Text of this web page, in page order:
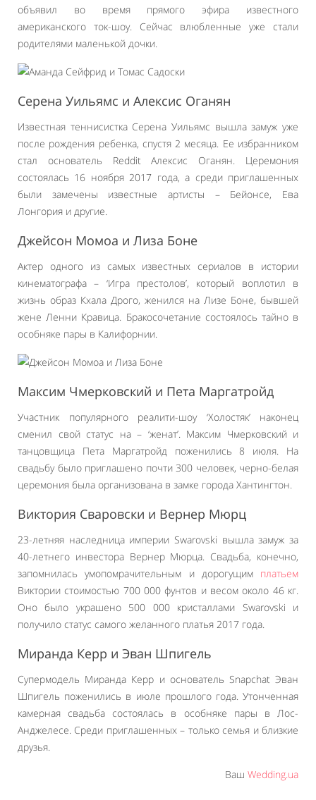
объявил во время прямого эфира известного
американского ток-шоу. Сейчас влюбленные уже стали
родителями маленькой дочки.
Серена Уильямс и Алексис Оганян
Известная теннисистка Серена Уильямс вышла замуж уже
после рождения ребенка, спустя 2 месяца. Ее избранником
стал основатель Reddit Алексис Оганян. Церемония
состоялась 16 ноября 2017 года, а среди приглашенных
были замечены известные артисты – Бейонсе, Ева
Лонгория и другие.
Джейсон Момоа и Лиза Боне
Актер одного из самых известных сериалов в истории
кинематографа – ‘Игра престолов’, который воплотил в
жизнь образ Кхала Дрого, женился на Лизе Боне, бывшей
жене Ленни Кравица. Бракосочетание состоялось тайно в
особняке пары в Калифорнии.
Максим Чмерковский и Пета Маргатройд
Участник популярного реалити-шоу ‘Холостяк’ наконец
сменил свой статус на – ‘женат’. Максим Чмерковский и
танцовщица Пета Маргатройд поженились 8 июля. На
свадьбу было приглашено почти 300 человек, черно-белая
церемония была организована в замке города Хантингтон.
Виктория Сваровски и Вернер Мюрц
23-летняя наследница империи Swarovski вышла замуж за
40-летнего инвестора Вернер Мюрца. Свадьба, конечно,
запомнилась умопомрачительным и дорогущим платьем
Виктории стоимостью 700 000 фунтов и весом около 46 кг.
Оно было украшено 500 000 кристаллами Swarovski и
получило статус самого желанного платья 2017 года.
Миранда Керр и Эван Шпигель
Супермодель Миранда Керр и основатель Snapchat Эван
Шпигель поженились в июле прошлого года. Утонченная
камерная свадьба состоялась в особняке пары в Лос-
Анджелесе. Среди приглашенных – только семья и близкие
друзья.
Ваш Wedding.ua